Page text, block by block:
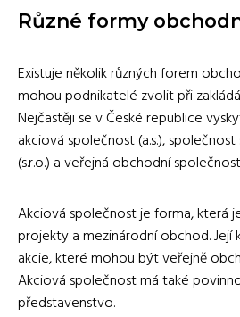
Různé formy
Existuje několik různých forem
mohou podnikatelé zvolit při
Nejčastěji se v České republice
akciová společnost (a.s.),
(s.r.o.) a veřejná obchodní společnost
Akciová společnost je forma, která
projekty a mezinárodní obchod. Její
akcie, které mohou být veřejně
Akciová společnost má také
představenstvo.